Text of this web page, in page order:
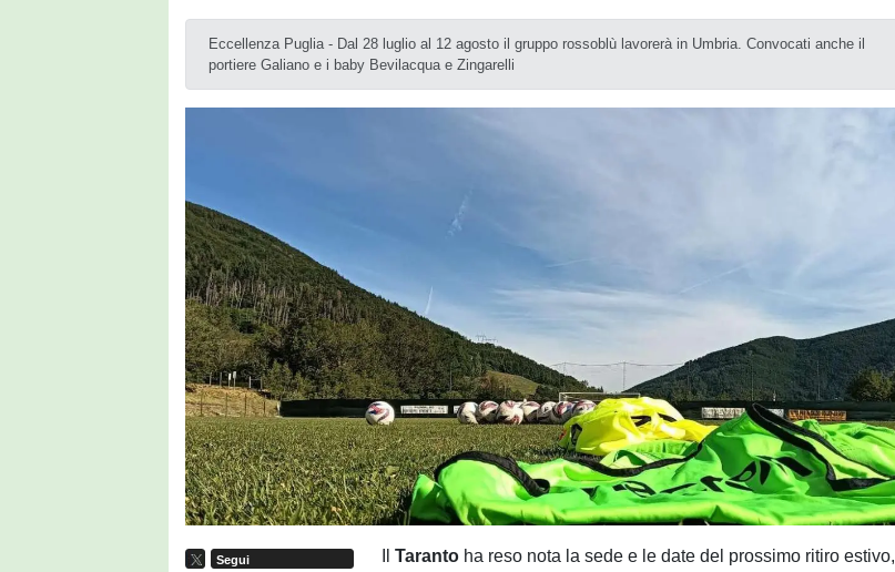
Eccellenza Puglia - Dal 28 luglio al 12 agosto il gruppo rossoblù lavorerà in Umbria. Convocati anche il
portiere Galiano e i baby Bevilacqua e Zingarelli
Segui IlTaranto ha reso nota la sede e le date del prossimo ritiro estivo,